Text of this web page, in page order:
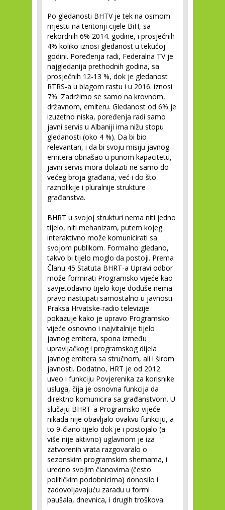
Po gledanosti BHTV je tek na osmom
mjestu na teritoriji cijele BiH, sa
rekordnih 6% 2014. godine, i prosječnih
4% koliko iznosi gledanost u tekućoj
godini. Poređenja radi, Federalna TV je
najgledanija prethodnih godina, sa
prosječnih 12-13 %, dok je gledanost
RTRS-a u blagom rastu i u 2016. iznosi
7%. Zadržimo se samo na krovnom,
državnom, emiteru. Gledanost od 6% je
izuzetno niska, poređenja radi samo
javni servis u Albaniji ima nižu stopu
gledanosti (oko 4 %). Da bi bio
relevantan, i da bi svoju misiju javnog
emitera obnašao u punom kapacitetu,
javni servis mora dolaziti ne samo do
većeg broja građana, već i do što
raznolikije i pluralnije strukture
građanstva.
BHRT u svojoj strukturi nema niti jedno
tijelo, niti mehanizam, putem kojeg
interaktivno može komunicirati sa
svojom publikom. Formalno gledano,
takvo bi tijelo moglo da postoji. Prema
Članu 45 Statuta BHRT-a Upravi odbor
može formirati Programsko vijeće kao
savjetodavno tijelo koje doduše nema
pravo nastupati samostalno u javnosti.
Praksa Hrvatske-radio televizije
pokazuje kako je upravo Programsko
vijeće osnovno i najvitalnije tijelo
javnog emitera, spona između
upravljačkog i programskog dijela
javnog emitera sa stručnom, ali i širom
javnosti. Dodatno, HRT je od 2012.
uveo i funkciju Povjerenika za korisnike
usluga, čija je osnovna funkcija da
direktno komunicira sa građanstvom. U
slučaju BHRT-a Programsko vijeće
nikada nije obavljalo ovakvu funkciju, a
to 9-člano tijelo dok je i postojalo (a
više nije aktivno) uglavnom je iza
zatvorenih vrata razgovaralo o
sezonskim programskim shemama, i
uredno svojim članovima (često
političkim podobnicima) donosilo i
zadovoljavajuću zaradu u formi
paušala, dnevnica, i drugih troškova.